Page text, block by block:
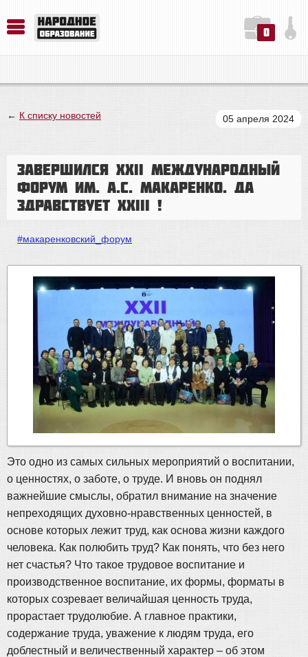
0
← К списку новостей 05 апреля 2024
Завершился ХХII Международный
форум им. А.С. Макаренко. Да
здравствует ХХIII !
#макаренковский_форум
Это одно из самых сильных мероприятий о воспитании,
о ценностях, о заботе, о труде. И вновь он поднял
важнейшие смыслы, обратил внимание на значение
непреходящих духовно-нравственных ценностей, в
основе которых лежит труд, как основа жизни каждого
человека. Как полюбить труд? Как понять, что без него
нет счастья? Что такое трудовое воспитание и
производственное воспитание, их формы, форматы в
которых созревает величайшая ценность труда,
прорастает трудолюбие. А главное практики,
содержание труда, уважение к людям труда, его
доблестный и величественный характер – об этом